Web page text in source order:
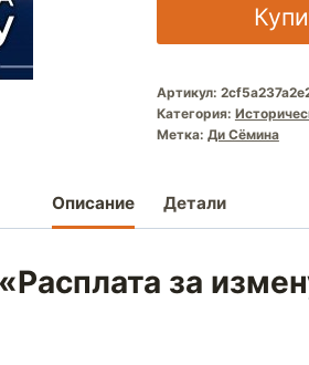
Артикул:
Категория:
Метка: Ди Сёмина
Описание Детали
за